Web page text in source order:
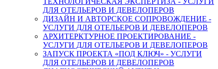
ДЛЯ ОТЕЛЬЕРОВ И ДЕВЕЛОПЕРОВ
ДИЗАЙН И АВТОРСКОЕ СОПРОВОЖДЕНИЕ -
УСЛУГИ ДЛЯ ОТЕЛЬЕРОВ И ДЕВЕЛОПЕРОВ
АРХИТЕРКТУРНОЕ ПРОЕКТИРОВАНИЕ -
УСЛУГИ ДЛЯ ОТЕЛЬЕРОВ И ДЕВЕЛОПЕРОВ
ЗАПУСК ПРОЕКТА «ПОД КЛЮЧ» - УСЛУГИ
ДЛЯ ОТЕЛЬЕРОВ И ДЕВЕЛОПЕРОВ